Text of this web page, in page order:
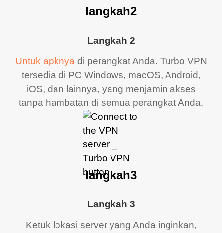
Langkah 2
Untuk apknyadi perangkat Anda. Turbo VPN
tersedia di PC Windows, macOS, Android,
iOS, dan lainnya, yang menjamin akses
tanpa hambatan di semua perangkat Anda.
langkah2
Langkah 3
Ketuk lokasi server yang Anda inginkan,
langkah3